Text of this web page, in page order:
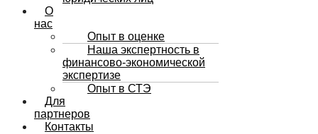
О
нас
Опыт в оценке
Наша экспертность в
финансово-экономической
экспертизе
Опыт в СТЭ
Для
партнеров
Контакты